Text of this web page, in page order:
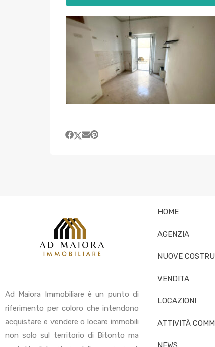
Ad Maiora Immobiliare è un punto di
riferimento per coloro che intendono
acquistare e vendere o locare immobili
non solo sul territorio di Bitonto ma
HOME
AGENZIA
NUOVE
VENDITA
LOCAZIONI
ATTIVITÀ